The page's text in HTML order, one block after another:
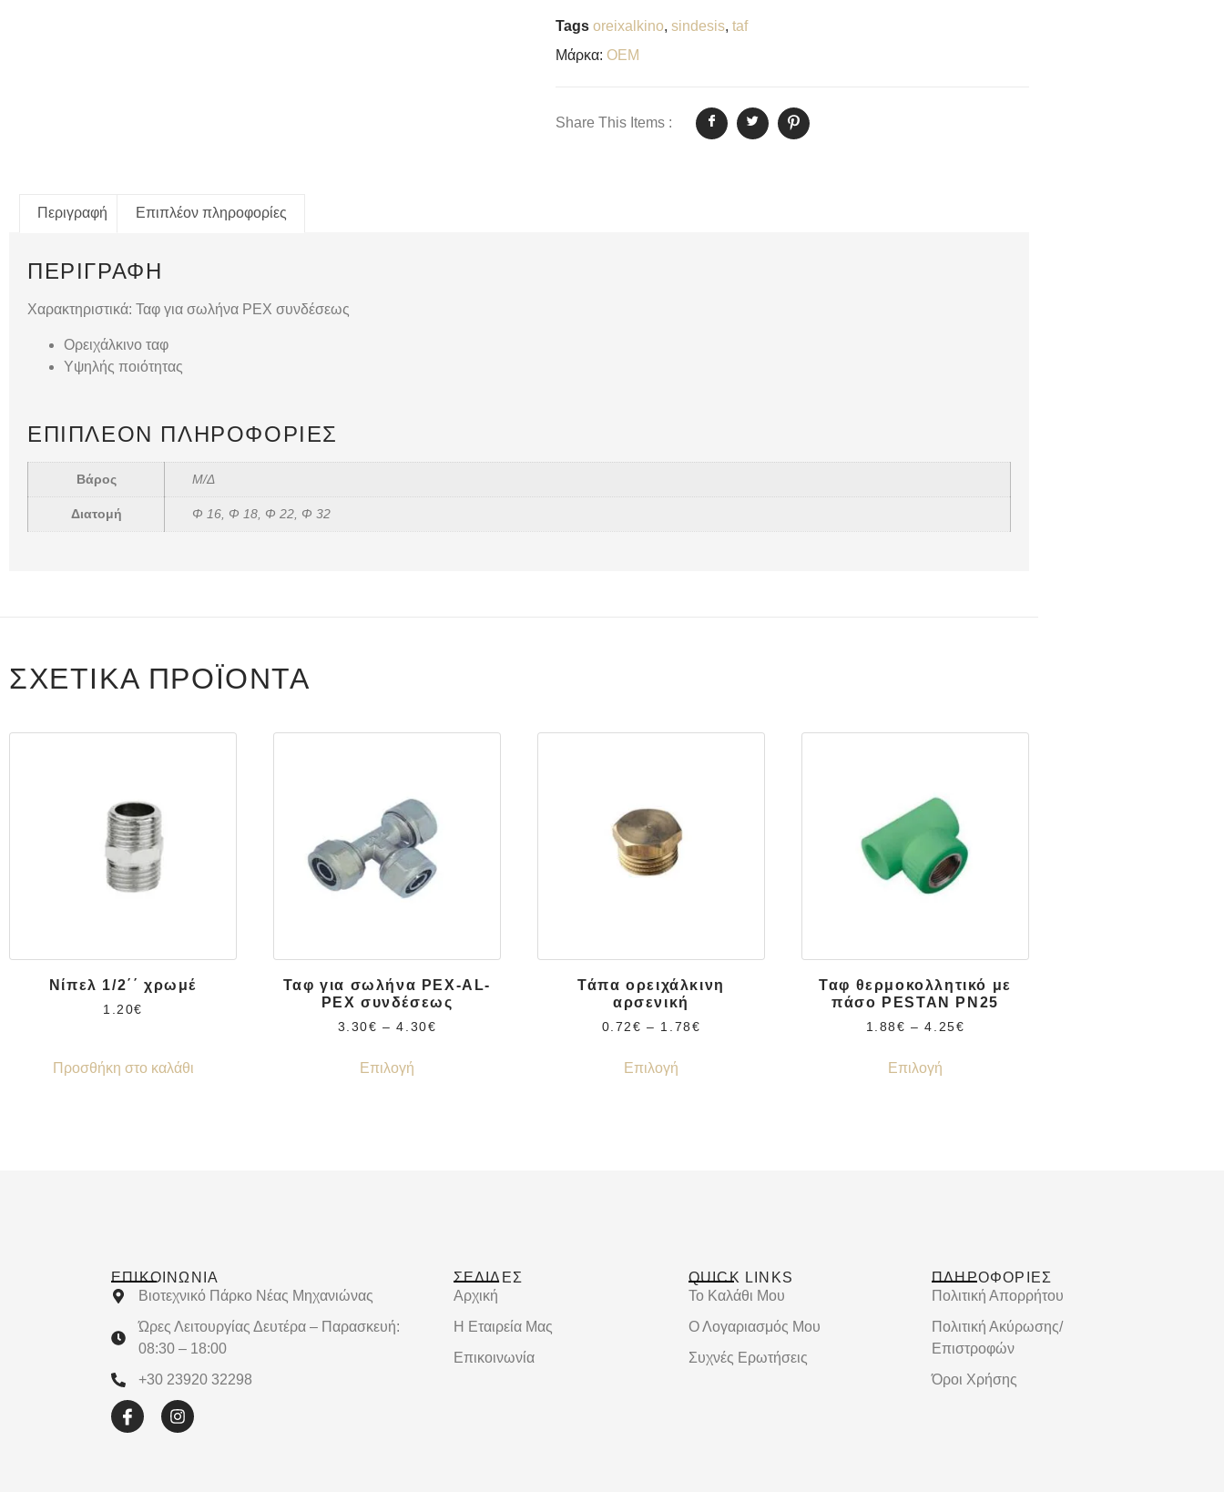
Tags oreixalkino, sindesis, taf
Μάρκα: OEM
Share This Items :
Περιγραφή Επιπλέον πληροφορίες
ΠΕΡΙΓΡΑΦΉ
Χαρακτηριστικά: Ταφ για σωλήνα PEX συνδέσεως
Ορειχάλκινο ταφ
Υψηλής ποιότητας
ΕΠΙΠΛΈΟΝ ΠΛΗΡΟΦΟΡΊΕΣ
Βάρος Μ/Δ
Διατομή Φ 16, Φ 18, Φ 22, Φ 32
ΣΧΕΤΙΚΆ ΠΡΟΪΌΝΤΑ
Νίπελ 1/2΄΄ χρωμέ
1.20€
Προσθήκη στο καλάθι
Ταφ για σωλήνα PEX-AL-
PEX συνδέσεως
3.30€ – 4.30€
Επιλογή
Τάπα ορειχάλκινη
αρσενική
0.72 € – 1.78 €
Επιλογή
Ταφ θερμοκολλητικό με
πάσο PESTAN PN25
1.88 € – 4.25€
Επιλογή
ΕΠΙΚΟΙΝΩΝΊΑ
Βιοτεχνικό Πάρκο Νέας Μηχανιώνας
Ώρες Λειτουργίας Δευτέρα – Παρασκευή:
08:30 – 18:00
+30 23920 32298
ΣΕΛΙΔΕΣ
Αρχική
Η Εταιρεία Μας
Επικοινωνία
QUICK LINKS
Το Καλάθι Μου
Ο Λογαριασμός Μου
Συχνές Ερωτήσεις
ΠΛΗΡΟΦΟΡΙΕΣ
Πολιτική Απορρήτου
Πολιτική Ακύρωσης/
Επιστροφών
Όροι Χρήσης